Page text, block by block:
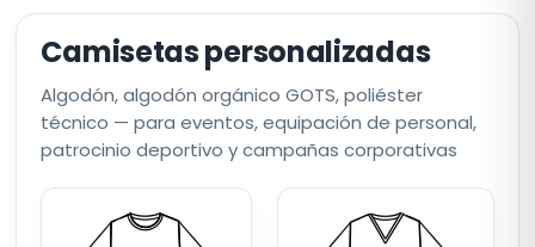
Camisetas personalizadas
Algodón, algodón orgánico GOTS, poliéster
técnico — para eventos, equipación de personal,
patrocinio deportivo y campañas corporativas